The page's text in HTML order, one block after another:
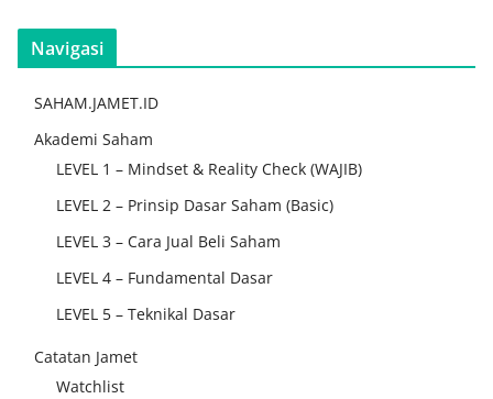
Navigasi
SAHAM.JAMET.ID
Akademi Saham
LEVEL 1 – Mindset & Reality Check (WAJIB)
LEVEL 2 – Prinsip Dasar Saham (Basic)
LEVEL 3 – Cara Jual Beli Saham
LEVEL 4 – Fundamental Dasar
LEVEL 5 – Teknikal Dasar
Catatan Jamet
Watchlist